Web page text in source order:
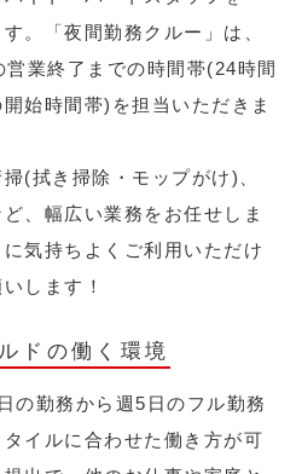
。「夜間勤務クルー」は、
業終了までの時間帯(24時間
始時間帯)を担当いただきま
(拭き掃除・モップがけ)、
、幅広い業務をお任せしま
気持ちよくご利用いただけ
します！
ドの働く環境
の勤務から週5日のフル勤務
イルに合わせた働き方が可